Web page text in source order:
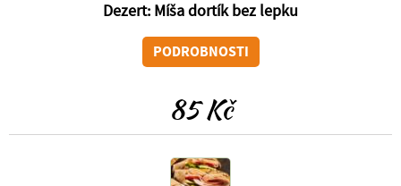
Dezert: Míša dortík bez lepku
PODROBNOSTI
85 Kč